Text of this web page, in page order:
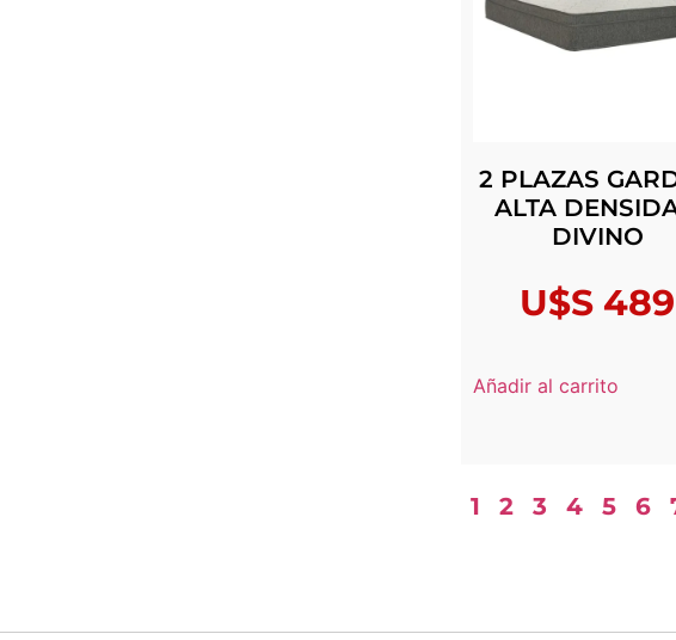
2 PLAZAS
ALTA
DIVINO
U$S 489
Añadir al carrito
1 2 3 4 5 6